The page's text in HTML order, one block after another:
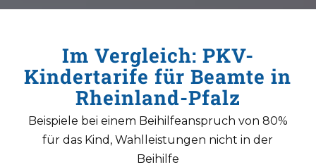
Im Vergleich: PKV-
Kindertarife für Beamte in
Rheinland-Pfalz
Beispiele bei einem Beihilfeanspruch von 80%
für das Kind, Wahlleistungen nicht in der
Beihilfe